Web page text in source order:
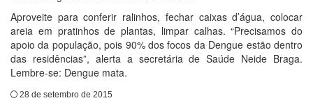
Aproveite para conferir ralinhos, fechar caixas d’água, colocar
areia em pratinhos de plantas, limpar calhas. “Precisamos do
apoio da população, pois 90% dos focos da Dengue estão dentro
das residências”, alerta a secretária de Saúde Neide Braga.
Lembre-se: Dengue mata.
28 de setembro de 2015